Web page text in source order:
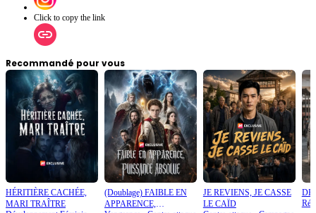
Click to copy the link
Recommandé pour vous
HÉRITIÈRE CACHÉE,
MARI TRAÎTRE
(Doublage) FAIBLE EN
APPARENCE,
JE REVIENS, JE CASSE
LE CAÏD
DE